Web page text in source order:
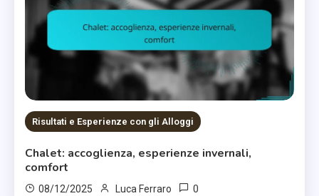
Risultati e Esperienze con gli Alloggi
Chalet: accoglienza, esperienze invernali,
comfort
08/12/2025 Luca Ferraro 0